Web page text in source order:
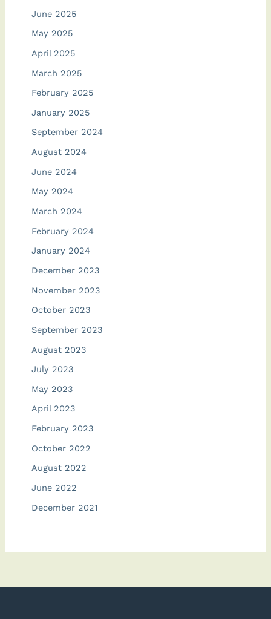
June 2025
May 2025
April 2025
March 2025
February 2025
January 2025
September 2024
August 2024
June 2024
May 2024
March 2024
February 2024
January 2024
December 2023
November 2023
October 2023
September 2023
August 2023
July 2023
May 2023
April 2023
February 2023
October 2022
August 2022
June 2022
December 2021